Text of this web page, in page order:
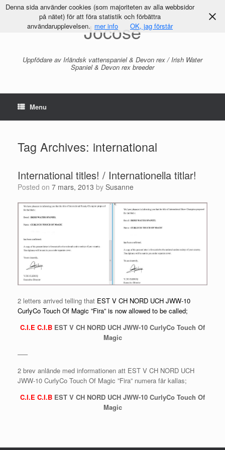
Jocose
Uppfödare av Irländsk vattenspaniel & Devon rex / Irish Water
Spaniel & Devon rex breeder
Menu
Tag Archives: international
International titles! / Internationella titlar!
Posted on 7 mars, 2013 by Susanne
2 letters arrived telling that EST V CH NORD UCH JWW-10
CurlyCo Touch Of Magic ”Fira” is now allowed to be called;
C.I.E C.I.B EST V CH NORD UCH JWW-10 CurlyCo Touch Of
Magic
—–
2 brev anlände med informationen att EST V CH NORD UCH
JWW-10 CurlyCo Touch Of Magic ”Fira” numera får kallas;
C.I.E C.I.B EST V CH NORD UCH JWW-10 CurlyCo Touch Of
Magic
Denna sida använder cookies (som majoriteten av alla webbsidor
på nätet) för att föra statistik och förbättra
användarupplevelsen. mer info OK, jag förstår